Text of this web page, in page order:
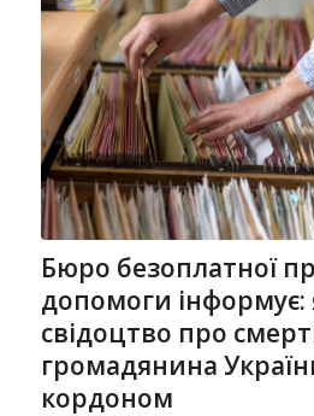
Бюро безоплатної
допомоги
свідоцтво про
громадянина
кордоном